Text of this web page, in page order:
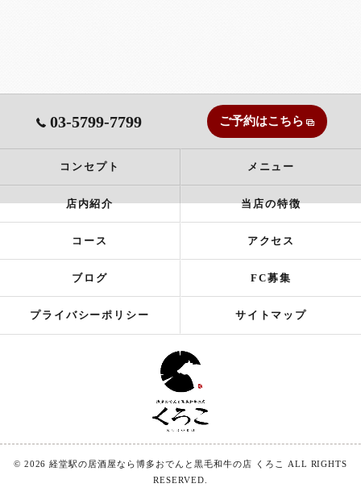
03-5799-7799 ご予約はこちら
コンセプト メニュー
店内紹介 当店の特徴
コース アクセス
ブログ FC募集
プライバシーポリシー サイトマップ
© 2026 経堂駅の居酒屋なら博多おでんと黒毛和牛の店 くろこ ALL RIGHTS
RESERVED.